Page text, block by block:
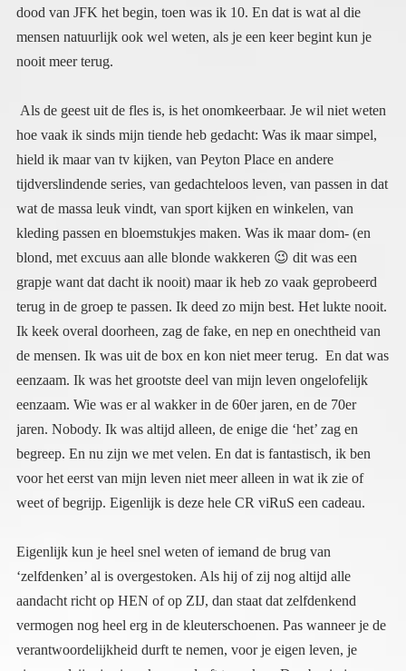
nooit meer terug.
Als de geest uit de fles is, is het onomkeerbaar. Je wil niet weten
hoe vaak ik sinds mijn tiende heb gedacht: Was ik maar simpel,
hield ik maar van tv kijken, van Peyton Place en andere
tijdverslindende series, van gedachteloos leven, van passen in dat
wat de massa leuk vindt, van sport kijken en winkelen, van
kleding passen en bloemstukjes maken. Was ik maar dom- (en
blond, met excuus aan alle blonde wakkeren 😉 dit was een
grapje want dat dacht ik nooit) maar ik heb zo vaak geprobeerd
terug in de groep te passen. Ik deed zo mijn best. Het lukte nooit.
Ik keek overal doorheen, zag de fake, en nep en onechtheid van
de mensen. Ik was uit de box en kon niet meer terug. En dat was
eenzaam. Ik was het grootste deel van mijn leven ongelofelijk
eenzaam. Wie was er al wakker in de 60er jaren, en de 70er
jaren. Nobody. Ik was altijd alleen, de enige die ‘het’ zag en
begreep. En nu zijn we met velen. En dat is fantastisch, ik ben
voor het eerst van mijn leven niet meer alleen in wat ik zie of
weet of begrijp. Eigenlijk is deze hele CR viRuS een cadeau.
Eigenlijk kun je heel snel weten of iemand de brug van
‘zelfdenken’ al is overgestoken. Als hij of zij nog altijd alle
aandacht richt op HEN of op ZIJ, dan staat dat zelfdenkend
vermogen nog heel erg in de kleuterschoenen. Pas wanneer je de
verantwoordelijkheid durft te nemen, voor je eigen leven, je
eigen welzijn, je eigen keuzes durft te maken. Dan begin je een
soeverein mens te worden, dan ben je op weg naar de nieuwe